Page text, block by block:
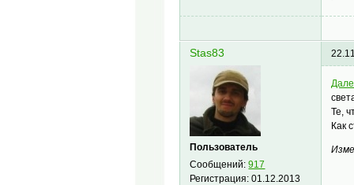
Stas83
Пользователь
Сообщений:917
Регистрация:01.12.2013
Те,
Как